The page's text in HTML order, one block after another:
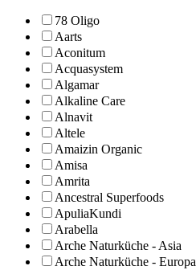
78 Oligo
Aarts
Aconitum
Acquasystem
Algamar
Alkaline Care
Alnavit
Altele
Amaizin Organic
Amisa
Amrita
Ancestral Superfoods
ApuliaKundi
Arabella
Arche Naturküche - Asia
Arche Naturküche - Europa